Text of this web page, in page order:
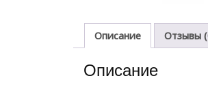
Описание Отзывы
Описание